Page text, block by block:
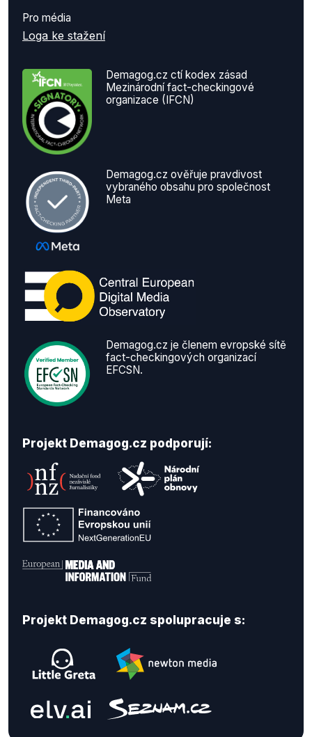
Pro média
Loga ke stažení
Demagog.cz ctí kodex zásad
Mezinárodní fact-checkingové
organizace (IFCN)
Demagog.cz ověřuje pravdivost
vybraného obsahu pro společnost
Meta
Demagog.cz je členem evropské sítě
fact-checkingových organizací
EFCSN.
Projekt Demagog.cz podporují:
Projekt Demagog.cz spolupracuje s: